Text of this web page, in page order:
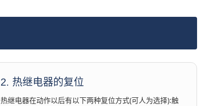
2. 热继电器的复位
热继电器在动作以后有以下两种复位方式(可人为选择):触